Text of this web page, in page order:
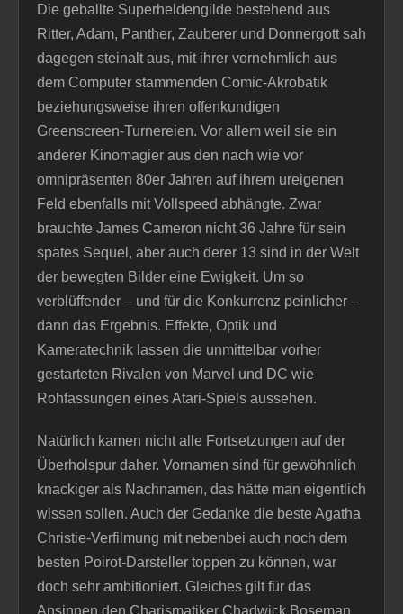
Die geballte Superheldengilde bestehend aus
Ritter, Adam, Panther, Zauberer und Donnergott sah
dagegen steinalt aus, mit ihrer vornehmlich aus
dem Computer stammenden Comic-Akrobatik
beziehungsweise ihren offenkundigen
Greenscreen-Turnereien. Vor allem weil sie ein
anderer Kinomagier aus den nach wie vor
omnipräsenten 80er Jahren auf ihrem ureigenen
Feld ebenfalls mit Vollspeed abhängte. Zwar
brauchte James Cameron nicht 36 Jahre für sein
spätes Sequel, aber auch derer 13 sind in der Welt
der bewegten Bilder eine Ewigkeit. Um so
verblüffender – und für die Konkurrenz peinlicher –
dann das Ergebnis. Effekte, Optik und
Kameratechnik lassen die unmittelbar vorher
gestarteten Rivalen von Marvel und DC wie
Rohfassungen eines Atari-Spiels aussehen.
Natürlich kamen nicht alle Fortsetzungen auf der
Überholspur daher. Vornamen sind für gewöhnlich
knackiger als Nachnamen, das hätte man eigentlich
wissen sollen. Auch der Gedanke die beste Agatha
Christie-Verfilmung mit nebenbei auch noch dem
besten Poirot-Darsteller toppen zu können, war
doch sehr ambitioniert. Gleiches gilt für das
Ansinnen den Charismatiker Chadwick Boseman